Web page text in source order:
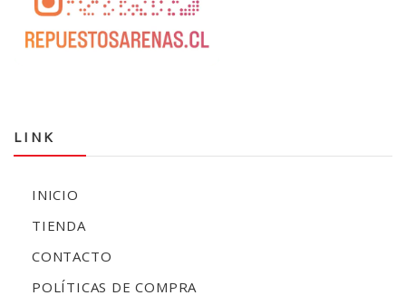
LINK
INICIO
TIENDA
CONTACTO
POLÍTICAS DE COMPRA